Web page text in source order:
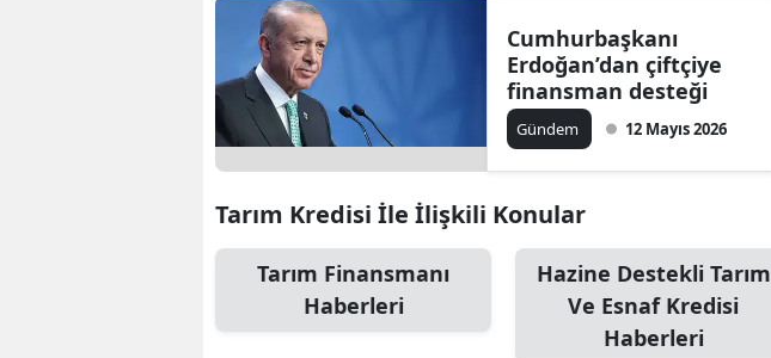
Bilecik
Bingöl
Bitlis
Bursa
Çanakkale
Cumhurbaşkanı
Erdoğan’dan çiftçiye
finansman desteği
Gündem 12 Mayıs 2026
Tarım Kredisi İle İlişkili Konular
Tarım Finansmanı
Haberleri
Hazine Destekli Tarım
Ve Esnaf Kredisi
Haberleri